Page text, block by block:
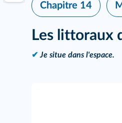
Chapitre 14
Les littoraux
✔ Je situe dans l'espace.